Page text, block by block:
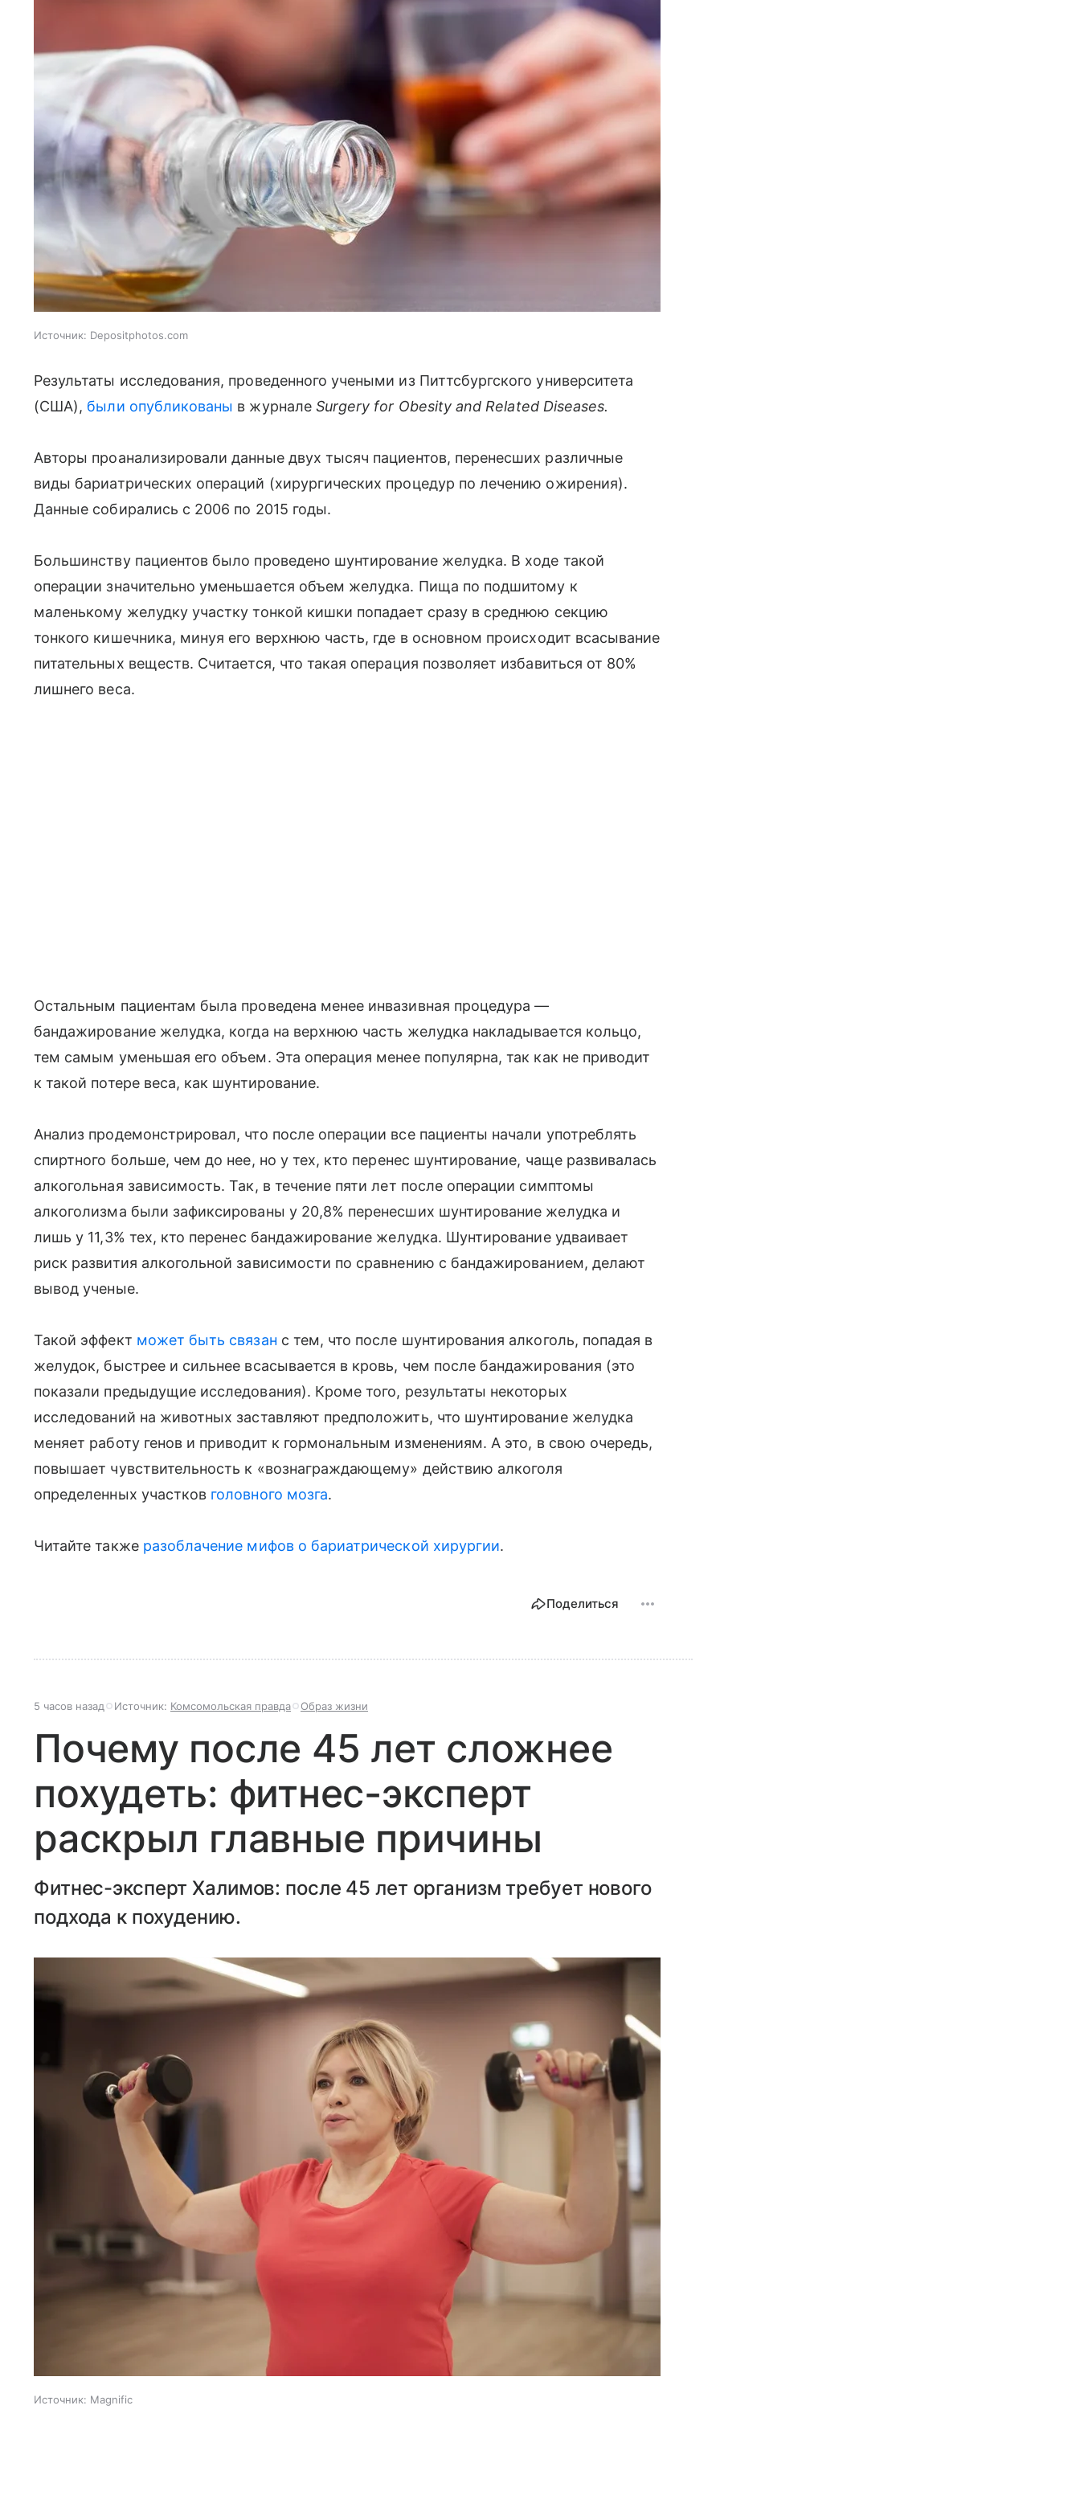
Источник: Depositphotos.com
Результаты исследования, проведенного учеными из Питтсбургского университета
(США), были опубликованы в журнале Surgery for Obesity and Related Diseases.
Авторы проанализировали данные двух тысяч пациентов, перенесших различные
виды бариатрических операций (хирургических процедур по лечению ожирения).
Данные собирались с 2006 по 2015 годы.
Большинству пациентов было проведено шунтирование желудка. В ходе такой
операции значительно уменьшается объем желудка. Пища по подшитому к
маленькому желудку участку тонкой кишки попадает сразу в среднюю секцию
тонкого кишечника, минуя его верхнюю часть, где в основном происходит всасывание
питательных веществ. Считается, что такая операция позволяет избавиться от 80%
лишнего веса.
Остальным пациентам была проведена менее инвазивная процедура —
бандажирование желудка, когда на верхнюю часть желудка накладывается кольцо,
тем самым уменьшая его объем. Эта операция менее популярна, так как не приводит
к такой потере веса, как шунтирование.
Анализ продемонстрировал, что после операции все пациенты начали употреблять
спиртного больше, чем до нее, но у тех, кто перенес шунтирование, чаще развивалась
алкогольная зависимость. Так, в течение пяти лет после операции симптомы
алкоголизма были зафиксированы у 20,8% перенесших шунтирование желудка и
лишь у 11,3% тех, кто перенес бандажирование желудка. Шунтирование удваивает
риск развития алкогольной зависимости по сравнению с бандажированием, делают
вывод ученые.
Такой эффект может быть связан с тем, что после шунтирования алкоголь, попадая в
желудок, быстрее и сильнее всасывается в кровь, чем после бандажирования (это
показали предыдущие исследования). Кроме того, результаты некоторых
исследований на животных заставляют предположить, что шунтирование желудка
меняет работу генов и приводит к гормональным изменениям. А это, в свою очередь,
повышает чувствительность к «вознаграждающему» действию алкоголя
определенных участков головного мозга.
Читайте также разоблачение мифов о бариатрической хирургии.
Поделиться
5 часов назад Источник: Комсомольская правда Образ жизни
Почему после 45 лет сложнее
похудеть: фитнес-эксперт
раскрыл главные причины
Фитнес-эксперт Халимов: после 45 лет организм требует нового
подхода к похудению.
Источник: Magnific